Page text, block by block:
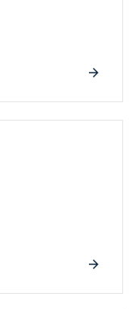
arrow_forward
arrow_forward